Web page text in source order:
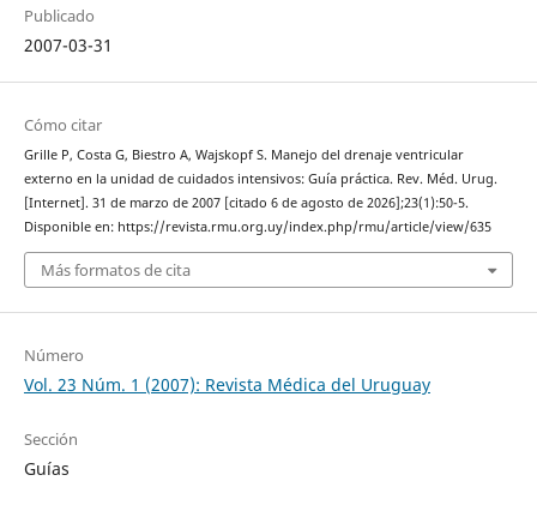
Publicado
2007-03-31
Cómo citar
Grille P, Costa G, Biestro A, Wajskopf S. Manejo del drenaje ventricular
externo en la unidad de cuidados intensivos: Guía práctica. Rev. Méd. Urug.
[Internet]. 31 de marzo de 2007 [citado 6 de agosto de 2026];23(1):50-5.
Disponible en: https://revista.rmu.org.uy/index.php/rmu/article/view/635
Más formatos de cita
Número
Vol. 23 Núm. 1 (2007): Revista Médica del Uruguay
Sección
Guías